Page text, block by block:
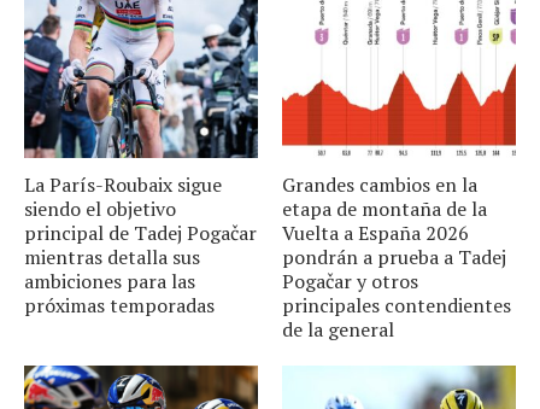
La París-Roubaix sigue
siendo el objetivo
principal de Tadej Pogačar
mientras detalla sus
ambiciones para las
próximas temporadas
Grandes cambios en la
etapa de montaña de la
Vuelta a España 2026
pondrán a prueba a Tadej
Pogačar y otros
principales contendientes
de la general